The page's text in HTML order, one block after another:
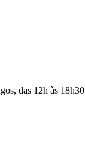
das 12h às 18h30